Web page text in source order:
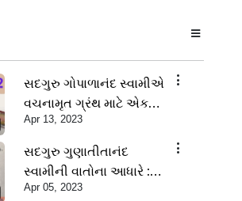
સદગુરુ ગોપાળાનંદ સ્વામીએ
વચના મૃત ગ્રંથ માટે એક
પ્રોમિસ આપી | SMVS
Spiritual Journey |
Swaminarayan
Apr 13, 2023
સદગુરુ ગુણાતીતાનંદ
સ્વામીની વાતોના આધારે :
મૂર્તિમાં રહેવામાં વિઘ્ન કરતાં 3
Apr 05, 2023